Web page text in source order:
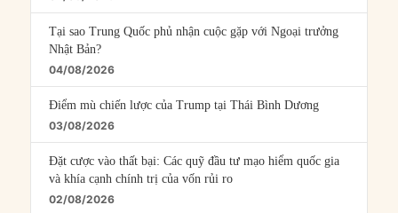
Tại sao Trung Quốc phủ nhận cuộc gặp với Ngoại trưởng
Nhật Bản?
04/08/2026
Điểm mù chiến lược của Trump tại Thái Bình Dương
03/08/2026
Đặt cược vào thất bại: Các quỹ đầu tư mạo hiểm quốc gia
và khía cạnh chính trị của vốn rủi ro
02/08/2026